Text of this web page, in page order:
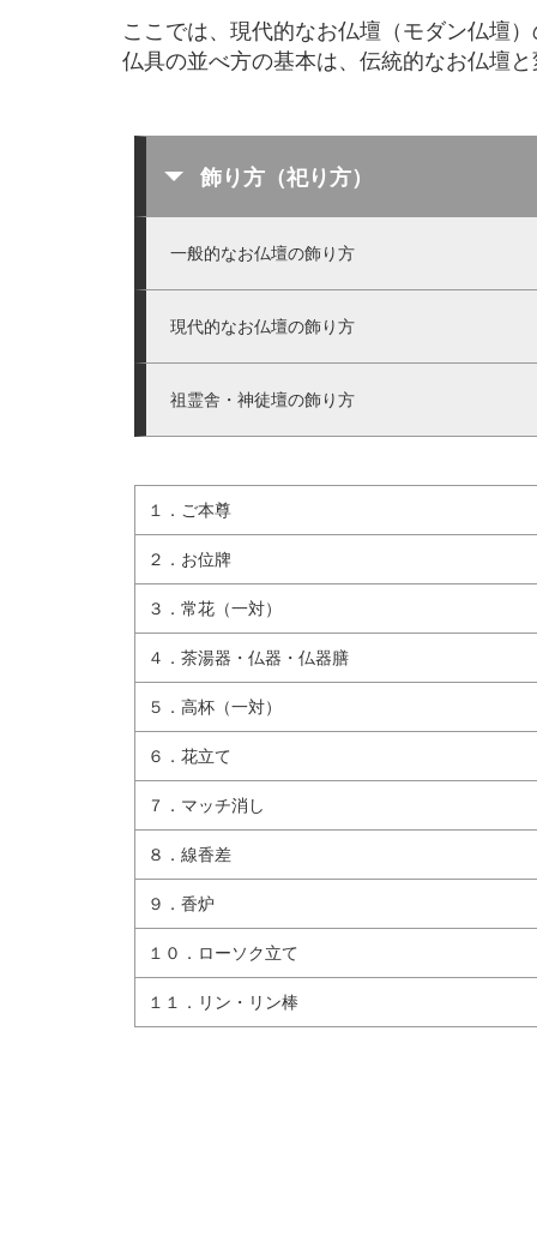
ここでは、現代的なお仏壇（モダン仏壇
仏具の並べ方の基本は、伝統的なお仏壇
飾り方（祀り方）
一般的なお仏壇の飾り方
現代的なお仏壇の飾り方
祖霊舎・神徒壇の飾り方
１．ご本尊
２．お位牌
３．常花（一対）
４．茶湯器・仏器・仏器膳
５．高杯（一対）
６．花立て
７．マッチ消し
８．線香差
９．香炉
１０．ローソク立て
１１．リン・リン棒